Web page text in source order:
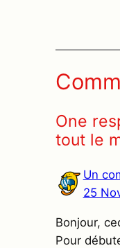
One
tout le
Un
25
Bonjour,
Pour